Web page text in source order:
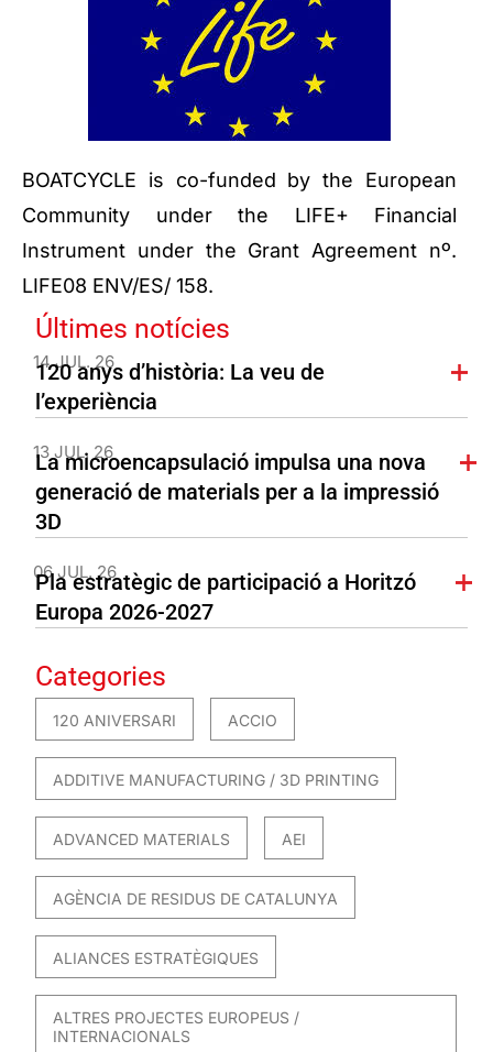
BOATCYCLE is co-funded by the European
Community under the LIFE+ Financial
Instrument under the Grant Agreement nº.
LIFE08 ENV/ES/ 158.
Últimes notícies
14 JUL. 26
120 anys d’història: La veu de
l’experiència
13 JUL. 26
La microencapsulació impulsa una nova
generació de materials per a la impressió
3D
06 JUL. 26
Pla estratègic de participació a Horitzó
Europa 2026-2027
Categories
120 ANIVERSARI ACCIO
ADDITIVE MANUFACTURING / 3D PRINTING
ADVANCED MATERIALS AEI
AGÈNCIA DE RESIDUS DE CATALUNYA
ALIANCES ESTRATÈGIQUES
ALTRES PROJECTES EUROPEUS /
INTERNACIONALS